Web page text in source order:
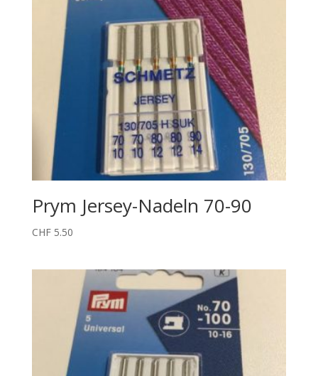
Prym Jersey-Nadeln 70-90
CHF5.50